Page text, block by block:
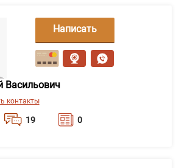
Васильович
контакты
19 0
Написать
сообщение